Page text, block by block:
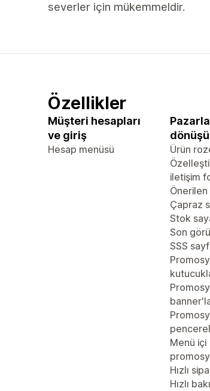
severler için mükemmeldir.
Özellikler
Müşteri hesapları
ve giriş
Hesap menüsü
Ürün
iletişim
Çapraz
Stok
Son
SSS
Menü içi
Hızlı
Hızlı